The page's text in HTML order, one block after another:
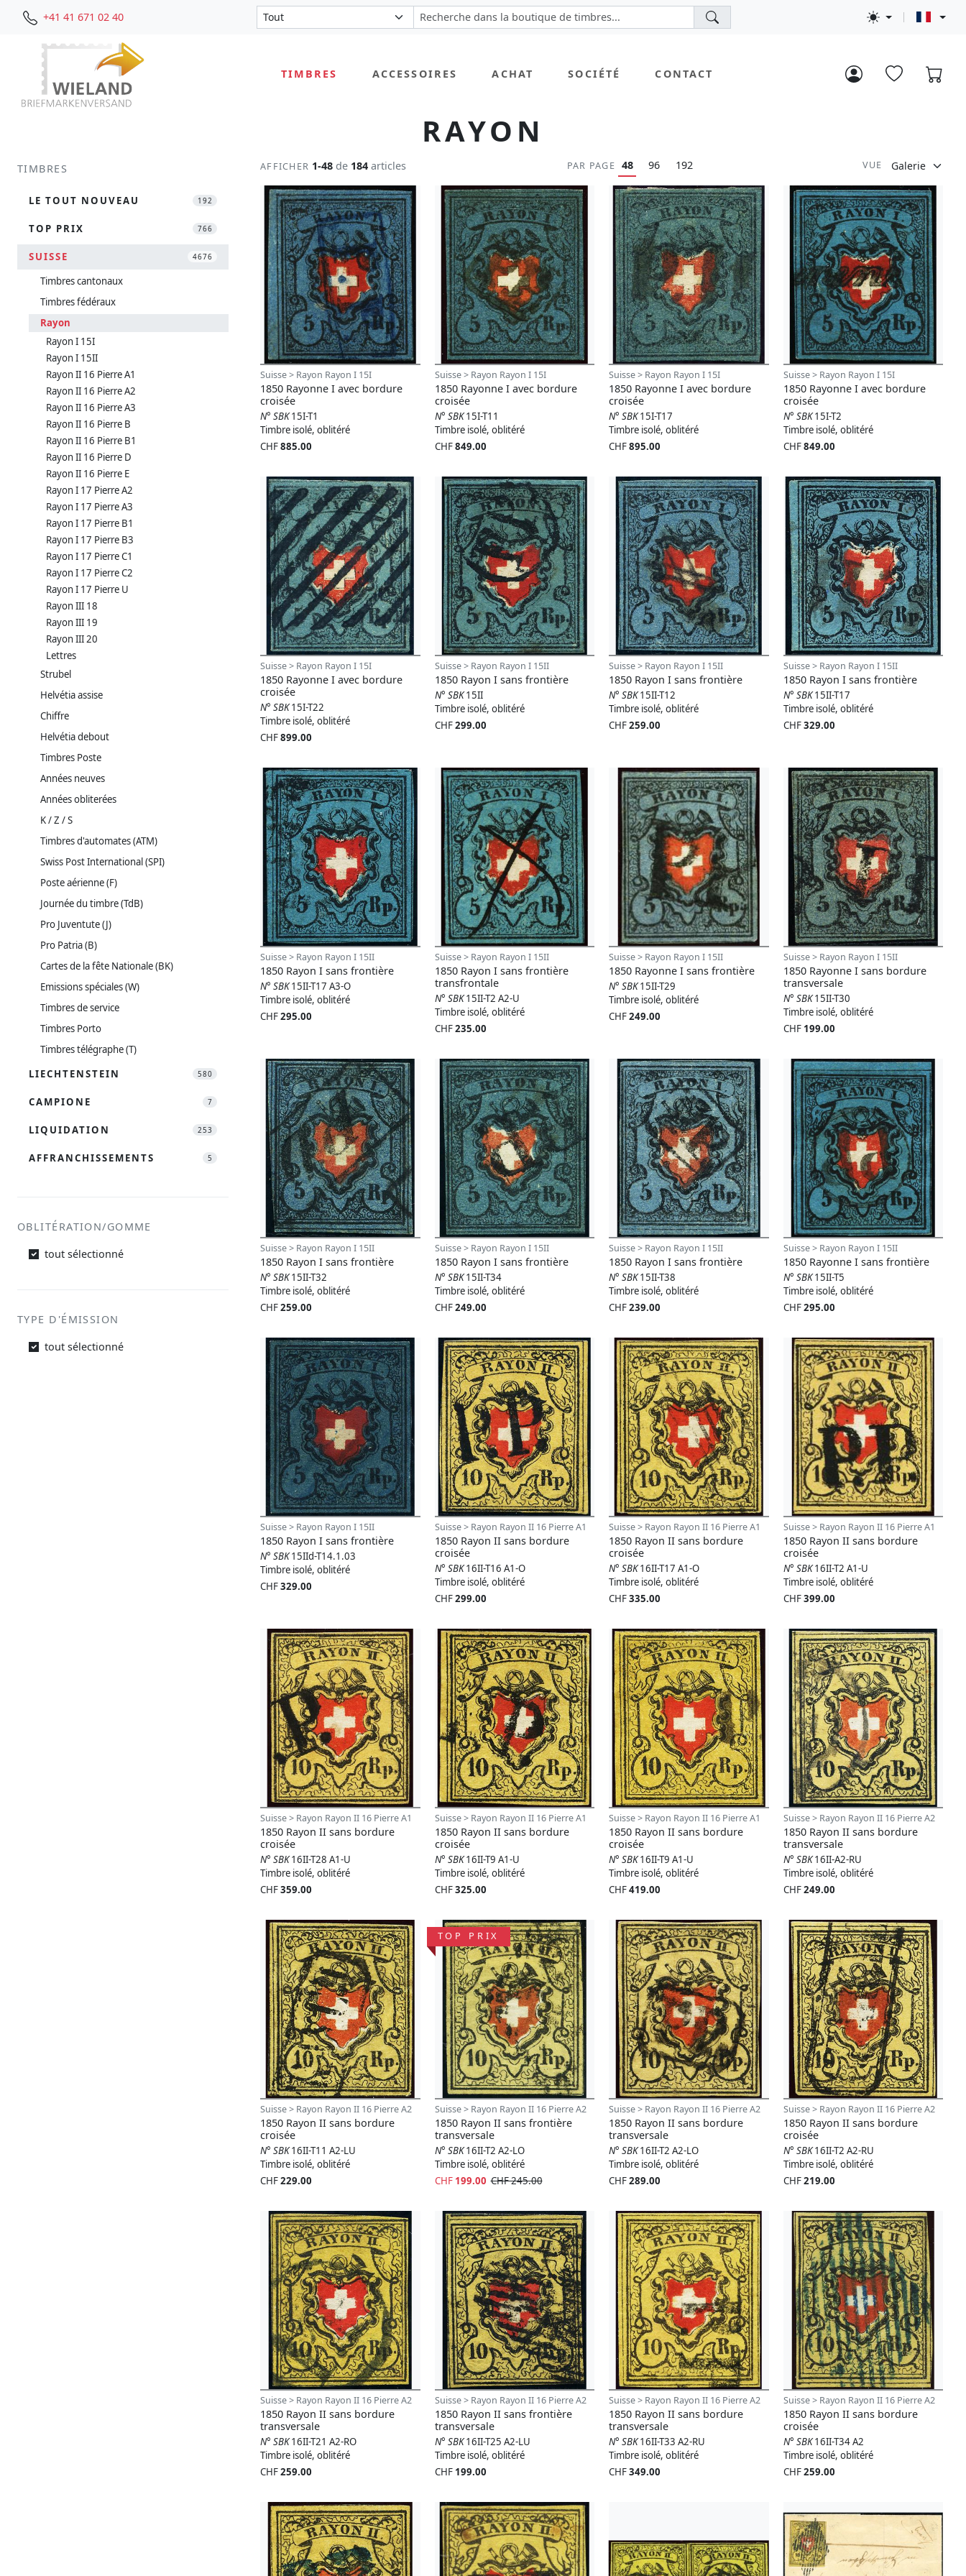
+41 41 671 02 40
TIMBRES ACCESSOIRES ACHAT SOCIÉTÉ CONTACT
RAYON
TIMBRES
LE TOUT NOUVEAU 192
TOP PRIX 766
SUISSE 4676
Timbres cantonaux
Timbres fédéraux
Rayon
Rayon I 15I
Rayon I 15II
Rayon II 16 Pierre A1
Rayon II 16 Pierre A2
Rayon II 16 Pierre A3
Rayon II 16 Pierre B
Rayon II 16 Pierre B1
Rayon II 16 Pierre D
Rayon II 16 Pierre E
Rayon I 17 Pierre A2
Rayon I 17 Pierre A3
Rayon I 17 Pierre B1
Rayon I 17 Pierre B3
Rayon I 17 Pierre C1
Rayon I 17 Pierre C2
Rayon I 17 Pierre U
Rayon III 18
Rayon III 19
Rayon III 20
Lettres
Strubel
Helvétia assise
Chiffre
Helvétia debout
Timbres Poste
Années neuves
Années obliterées
K / Z / S
Timbres d'automates (ATM)
Swiss Post International (SPI)
Poste aérienne (F)
Journée du timbre (TdB)
Pro Juventute (J)
Pro Patria (B)
Cartes de la fête Nationale (BK)
Emissions spéciales (W)
Timbres de service
Timbres Porto
Timbres télégraphe (T)
LIECHTENSTEIN
580
CAMPIONE 7
LIQUIDATION 253
AFFRANCHISSEMENTS 5
OBLITÉRATION/GOMME
tout sélectionné
TYPE D'ÉMISSION
tout sélectionné
AFFICHER 1-48 de 184 articles PAR PAGE 48 96 192 VUE
Suisse > Rayon Rayon I 15I
1850 Rayonne I avec bordure
croisée
N° SBK15I-T1
Timbre isolé, oblitéré
CHF885.00
Suisse > Rayon Rayon I 15I
1850 Rayonne I avec bordure
croisée
N° SBK15I-T11
Timbre isolé, oblitéré
CHF849.00
Suisse > Rayon Rayon I 15I
1850 Rayonne I avec bordure
croisée
N° SBK15I-T17
Timbre isolé, oblitéré
CHF895.00
Suisse > Rayon Rayon I 15I
1850 Rayonne I avec bordure
croisée
N° SBK15I-T2
Timbre isolé, oblitéré
CHF849.00
Suisse > Rayon Rayon I 15I
1850 Rayonne I avec bordure
croisée
N° SBK15I-T22
Timbre isolé, oblitéré
CHF899.00
Suisse > Rayon Rayon I 15II
1850 Rayon I sans frontière
N° SBK15II
Timbre isolé, oblitéré
CHF299.00
Suisse > Rayon Rayon I 15II
1850 Rayon I sans frontière
N° SBK15II-T12
Timbre isolé, oblitéré
CHF259.00
Suisse > Rayon Rayon I 15II
1850 Rayon I sans frontière
N° SBK15II-T17
Timbre isolé, oblitéré
CHF329.00
Suisse > Rayon Rayon I 15II
1850 Rayon I sans frontière
N° SBK15II-T17 A3-O
Timbre isolé, oblitéré
CHF295.00
Suisse > Rayon Rayon I 15II
1850 Rayon I sans frontière
transfrontale
N° SBK15II-T2 A2-U
Timbre isolé, oblitéré
CHF235.00
Suisse > Rayon Rayon I 15II
1850 Rayonne I sans frontière
N° SBK15II-T29
Timbre isolé, oblitéré
CHF249.00
Suisse > Rayon Rayon I 15II
1850 Rayonne I sans bordure
transversale
N° SBK15II-T30
Timbre isolé, oblitéré
CHF 199.00
Suisse > Rayon Rayon I 15II
1850 Rayon I sans frontière
N° SBK15II-T32
Timbre isolé, oblitéré
CHF259.00
Suisse > Rayon Rayon I 15II
1850 Rayon I sans frontière
N° SBK15II-T34
Timbre isolé, oblitéré
CHF249.00
Suisse > Rayon Rayon I 15II
1850 Rayon I sans frontière
N° SBK15II-T38
Timbre isolé, oblitéré
CHF239.00
Suisse > Rayon Rayon I 15II
1850 Rayonne I sans frontière
N° SBK15II-T5
Timbre isolé, oblitéré
CHF295.00
Suisse > Rayon Rayon I 15II
1850 Rayon I sans frontière
N° SBK15IId-T14.1.03
Timbre isolé, oblitéré
CHF329.00
Suisse > Rayon Rayon II 16 Pierre A1
1850 Rayon II sans bordure
croisée
N° SBK16II-T16 A1-O
Timbre isolé, oblitéré
CHF299.00
Suisse > Rayon Rayon II 16 Pierre A1
1850 Rayon II sans bordure
croisée
N° SBK16II-T17 A1-O
Timbre isolé, oblitéré
CHF335.00
Suisse > Rayon Rayon II 16 Pierre A1
1850 Rayon II sans bordure
croisée
N° SBK16II-T2 A1-U
Timbre isolé, oblitéré
CHF399.00
Suisse > Rayon Rayon II 16 Pierre A1
1850 Rayon II sans bordure
croisée
N° SBK16II-T28 A1-U
Timbre isolé, oblitéré
CHF359.00
Suisse > Rayon Rayon II 16 Pierre A1
1850 Rayon II sans bordure
croisée
N° SBK16II-T9 A1-U
Timbre isolé, oblitéré
CHF325.00
Suisse > Rayon Rayon II 16 Pierre A1
1850 Rayon II sans bordure
croisée
N° SBK16II-T9 A1-U
Timbre isolé, oblitéré
CHF419.00
Suisse > Rayon Rayon II 16 Pierre A2
1850 Rayon II sans bordure
transversale
N° SBK16II-A2-RU
Timbre isolé, oblitéré
CHF249.00
Suisse > Rayon Rayon II 16 Pierre A2
1850 Rayon II sans bordure
croisée
N° SBK16II-T11 A2-LU
Timbre isolé, oblitéré
CHF229.00
TOP PRIX
Suisse > Rayon Rayon II 16 Pierre A2
1850 Rayon II sans frontière
transversale
N° SBK16II-T2 A2-LO
Timbre isolé, oblitéré
CHF 199.00 CHF 245.00
Suisse > Rayon Rayon II 16 Pierre A2
1850 Rayon II sans bordure
transversale
N° SBK16II-T2 A2-LO
Timbre isolé, oblitéré
CHF289.00
Suisse > Rayon Rayon II 16 Pierre A2
1850 Rayon II sans bordure
croisée
N° SBK16II-T2 A2-RU
Timbre isolé, oblitéré
CHF219.00
Suisse > Rayon Rayon II 16 Pierre A2
1850 Rayon II sans bordure
transversale
N° SBK16II-T21 A2-RO
Timbre isolé, oblitéré
CHF259.00
Suisse > Rayon Rayon II 16 Pierre A2
1850 Rayon II sans frontière
transversale
N° SBK16II-T25 A2-LU
Timbre isolé, oblitéré
CHF 199.00
Suisse > Rayon Rayon II 16 Pierre A2
1850 Rayon II sans bordure
transversale
N° SBK16II-T33 A2-RU
Timbre isolé, oblitéré
CHF349.00
Suisse > Rayon Rayon II 16 Pierre A2
1850 Rayon II sans bordure
croisée
N° SBK16II-T34 A2
Timbre isolé, oblitéré
CHF259.00